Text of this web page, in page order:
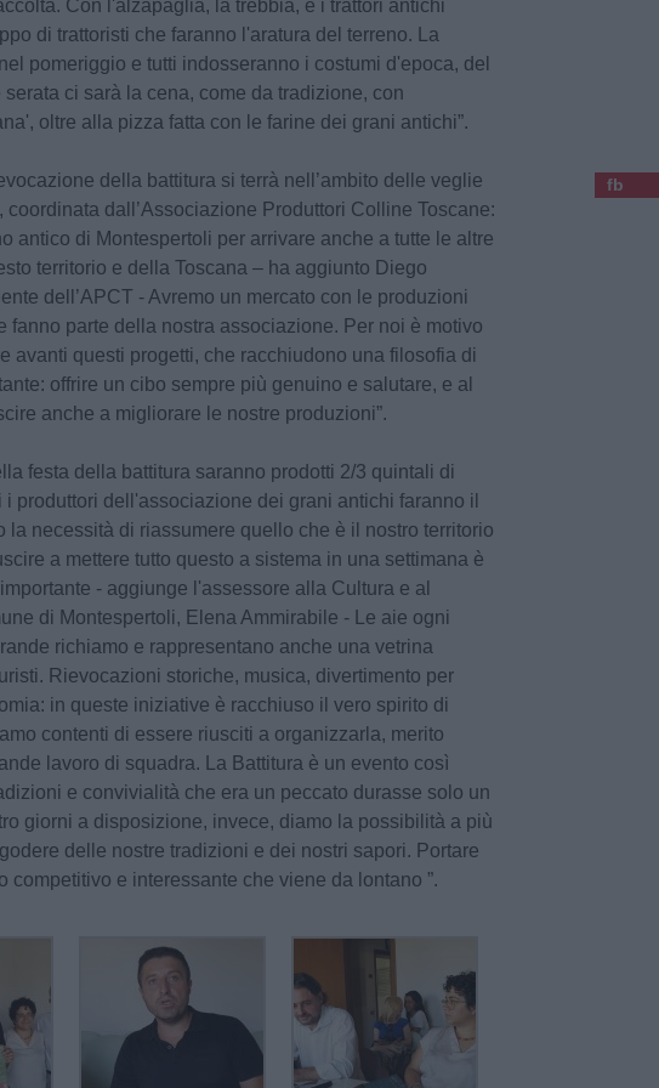
Con l'alzapaglia, la trebbia, e i trattori antichi
di trattoristi che faranno l'aratura del terreno. La
pomeriggio e tutti indosseranno i costumi d'epoca, del
serata ci sarà la cena, come da tradizione, con
oltre alla pizza fatta con le farine dei grani antichi”.
della battitura si terrà nell’ambito delle veglie
coordinata dall’Associazione Produttori Colline Toscane:
antico di Montespertoli per arrivare anche a tutte le altre
territorio e della Toscana – ha aggiunto Diego
dell’APCT - Avremo un mercato con le produzioni
fanno parte della nostra associazione. Per noi è motivo
avanti questi progetti, che racchiudono una filosofia di
offrire un cibo sempre più genuino e salutare, e al
anche a migliorare le nostre produzioni”.
festa della battitura saranno prodotti 2/3 quintali di
i produttori dell'associazione dei grani antichi faranno il
la necessità di riassumere quello che è il nostro territorio
a mettere tutto questo a sistema in una settimana è
- aggiunge l'assessore alla Cultura e al
di Montespertoli, Elena Ammirabile - Le aie ogni
richiamo e rappresentano anche una vetrina
Rievocazioni storiche, musica, divertimento per
in queste iniziative è racchiuso il vero spirito di
contenti di essere riusciti a organizzarla, merito
lavoro di squadra. La Battitura è un evento così
e convivialità che era un peccato durasse solo un
giorni a disposizione, invece, diamo la possibilità a più
delle nostre tradizioni e dei nostri sapori. Portare
competitivo e interessante che viene da lontano ”.
fb